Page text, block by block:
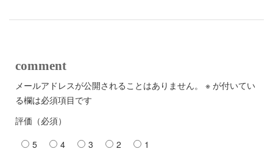
comment
メールアドレスが公開されることはありません。 ※ が付いてい
る欄は必須項目です
評価（必須）
5
4 3 2 1